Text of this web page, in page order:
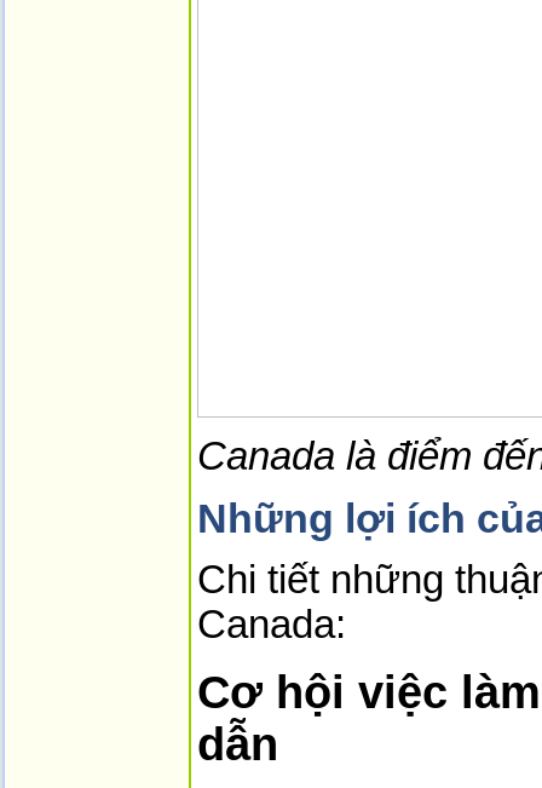
Canada là điểm
Những lợi ích
Chi tiết những
Canada:
Cơ hội việc
dẫn